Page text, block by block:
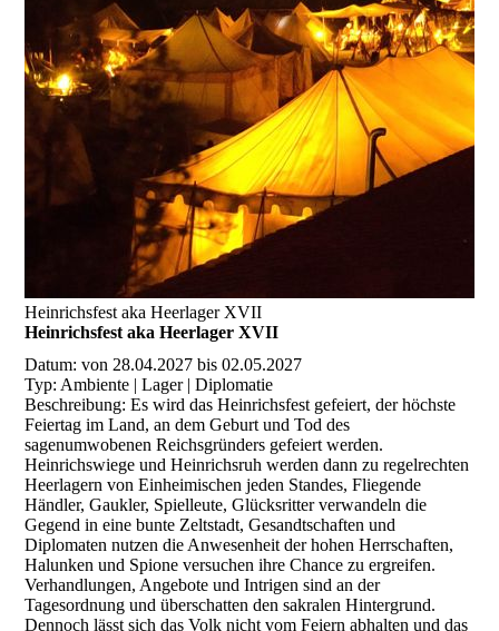
Heinrichsfest aka Heerlager XVII
Heinrichsfest aka Heerlager XVII
Datum:von 28.04.2027 bis 02.05.2027
Typ: Ambiente | Lager | Diplomatie
Beschreibung:Es wird das Heinrichsfest gefeiert, der höchste
Feiertag im Land, an dem Geburt und Tod des
sagenumwobenen Reichsgründers gefeiert werden.
Heinrichswiege und Heinrichsruh werden dann zu regelrechten
Heerlagern von Einheimischen jeden Standes, Fliegende
Händler, Gaukler, Spielleute, Glücksritter verwandeln die
Gegend in eine bunte Zeltstadt, Gesandtschaften und
Diplomaten nutzen die Anwesenheit der hohen Herrschaften,
Halunken und Spione versuchen ihre Chance zu ergreifen.
Verhandlungen, Angebote und Intrigen sind an der
Tagesordnung und überschatten den sakralen Hintergrund.
Dennoch lässt sich das Volk nicht vom Feiern abhalten und das